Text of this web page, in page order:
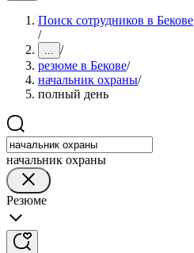
Поиск сотрудников в Бекове
/
... /
резюме в Бекове/
начальник охраны/
полный день
начальник охраны
Резюме